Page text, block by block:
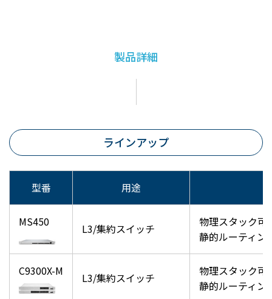
製品詳細
ラインアップ
型番 用途
MS450 L3/集約スイッチ
物理スタック可
静的ルーティン
C9300X-M L3/集約スイッチ
物理スタック可
静的ルーティン